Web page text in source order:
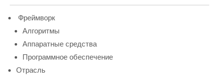
Фреймворк
Алгоритмы
Аппаратные средства
Программное обеспечение
Отрасль